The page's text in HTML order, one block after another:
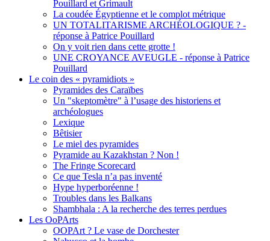
Pouillard et Grimault
La coudée Égyptienne et le complot métrique
UN TOTALITARISME ARCHÉOLOGIQUE ? -
réponse à Patrice Pouillard
On y voit rien dans cette grotte !
UNE CROYANCE AVEUGLE - réponse à Patrice
Pouillard
Le coin des « pyramidiots »
Pyramides des Caraïbes
Un "skeptomètre" à l’usage des historiens et
archéologues
Lexique
Bêtisier
Le miel des pyramides
Pyramide au Kazakhstan ? Non !
The Fringe Scorecard
Ce que Tesla n’a pas inventé
Hype hyperboréenne !
Troubles dans les Balkans
Shambhala : A la recherche des terres perdues
Les OoPArts
OOPArt ? Le vase de Dorchester